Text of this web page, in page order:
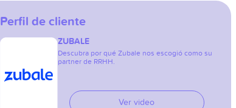
Perfil de cliente
ZUBALE
Descubra por qué Zubale nos escogió como su
partner de RRHH.
Ver video